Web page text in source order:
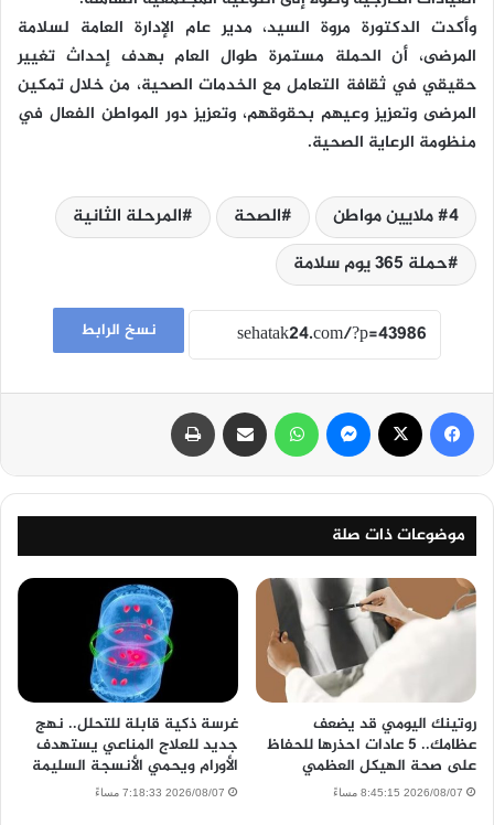
وأكدت الدكتورة مروة السيد، مدير عام الإدارة العامة لسلامة
المرضى، أن الحملة مستمرة طوال العام بهدف إحداث تغيير
حقيقي في ثقافة التعامل مع الخدمات الصحية، من خلال تمكين
المرضى وتعزيز وعيهم بحقوقهم، وتعزيز دور المواطن الفعال في
منظومة الرعاية الصحية.
4 ملايين مواطن الصحة
المرحلة الثانية
حملة 365 يوم سلامة
نسخ الرابط
فيسبوك ماسنجر واتساب مشاركة عبر البريد
موضوعات ذات صلة
روتينك اليومي قد يضعف
عظامك.. 5 عادات احذرها للحفاظ
على صحة الهيكل العظمي
2026/08/07 8:45:15 مساءً
غرسة ذكية قابلة للتحلل.. نهج
جديد للعلاج المناعي يستهدف
الأورام ويحمي الأنسجة السليمة
2026/08/07 7:18:33 مساءً